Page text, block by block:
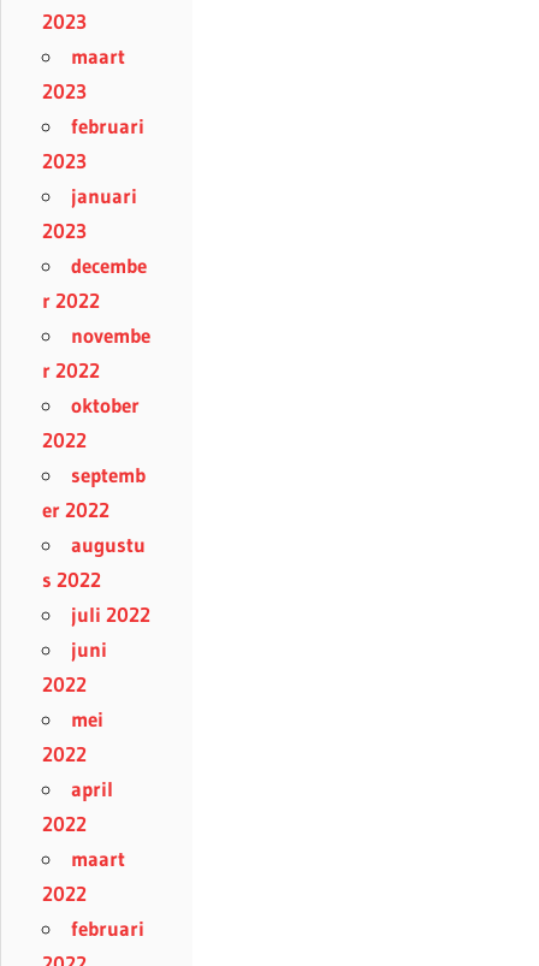
2023
maart
2023
februari
2023
januari
2023
decembe
r 2022
novembe
r 2022
oktober
2022
septemb
er 2022
augustu
s 2022
juli 2022
juni
2022
mei
2022
april
2022
maart
2022
februari